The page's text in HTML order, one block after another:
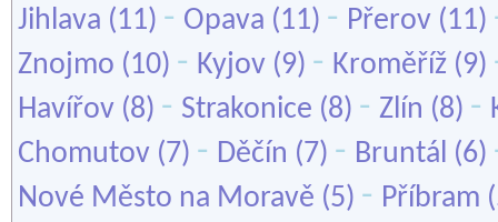
Jihlava (11) - Opava (11) - Přerov (11)
Znojmo (10) - Kyjov (9) - Kroměříž (9)
Havířov (8) - Strakonice (8) - Zlín (8) -
Chomutov (7) - Děčín (7) - Bruntál (6)
Nové Město na Moravě (5) - Příbram